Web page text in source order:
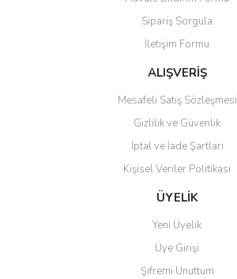
Ürün bilgilerinde hatalar bulunuyor.
Ürün fiyatı diğer sitelerden daha pahalı.
Bu ürüne benzer farklı alternatifler olmalı.
Gönder
Sipariş Sorgula
İletişim Formu
ALIŞVERİŞ
Mesafeli Satış Sözleşmesi
Gizlilik ve Güvenlik
İptal ve İade Şartları
Kişisel Veriler Politikası
ÜYELİK
Yeni Üyelik
Üye Girişi
Şifremi Unuttum